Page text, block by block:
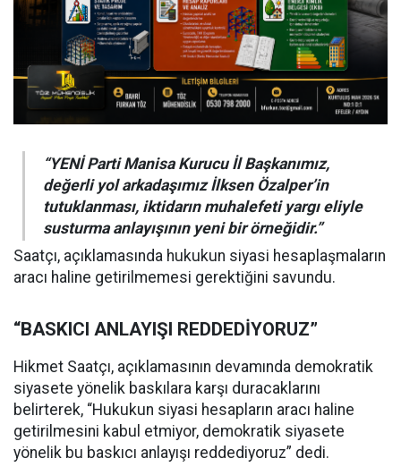
“YENİ Parti Manisa Kurucu İl Başkanımız,
değerli yol arkadaşımız İlksen Özalper’in
tutuklanması, iktidarın muhalefeti yargı eliyle
susturma anlayışının yeni bir örneğidir.”
Saatçı, açıklamasında hukukun siyasi hesaplaşmaların
aracı haline getirilmemesi gerektiğini savundu.
“BASKICI ANLAYIŞI REDDEDİYORUZ”
Hikmet Saatçı, açıklamasının devamında demokratik
siyasete yönelik baskılara karşı duracaklarını
belirterek, “Hukukun siyasi hesapların aracı haline
getirilmesini kabul etmiyor, demokratik siyasete
yönelik bu baskıcı anlayışı reddediyoruz” dedi.